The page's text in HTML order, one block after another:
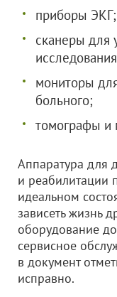
приборы ЭКГ;
сканеры для
мониторы
больного;
томографы и
Аппаратура для
и реабилитации
идеальном
зависеть жизнь
оборудование
сервисное
в документ
исправно.